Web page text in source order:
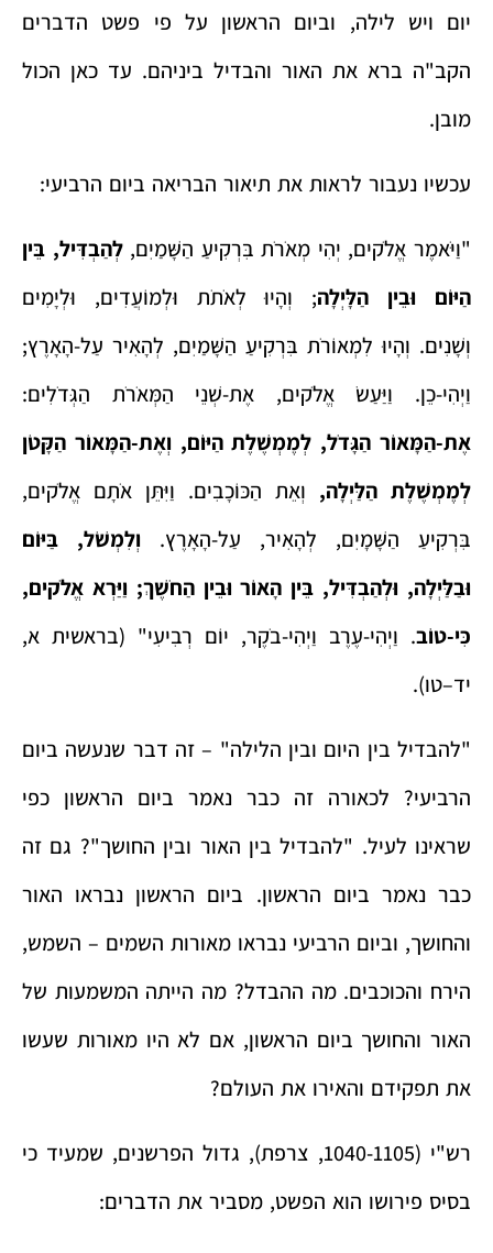
יום ויש לילה, וביום הראשון על פי פשט הדברים
הקב"ה ברא את האור והבדיל ביניהם. עד כאן הכול
מובן.
עכשיו נעבור לראות את תיאור הבריאה ביום הרביעי:
"וַיֹּאמֶר אֱלֹקים, יְהִי מְאֹרֹת בִּרְקִיעַ הַשָּׁמַיִם,לְהַבְדִּיל, בֵּין
הַיּוֹם וּבֵין הַלָּיְלָה; וְהָיוּ לְאֹתֹת וּלְמוֹעֲדִים, וּלְיָמִים
וְשָׁנִים. וְהָיוּ לִמְאוֹרֹת בִּרְקִיעַ הַשָּׁמַיִם, לְהָאִיר עַל-הָאָרֶץ;
וַיְהִי-כֵן. וַיַּעַשׂ אֱלֹקים, אֶת-שְׁנֵי הַמְּאֹרֹת הַגְּדֹלִים:
אֶת-הַמָּאוֹר הַגָּדֹל, לְמֶמְשֶׁלֶת הַיּוֹם, וְאֶת-הַמָּאוֹר הַקָּטֹן
לְמֶמְשֶׁלֶת הַלַּיְלָה, וְאֵת הַכּוֹכָבִים. וַיִּתֵּן אֹתָם אֱלֹקים,
בִּרְקִיעַ הַשָּׁמָיִם, לְהָאִיר, עַל-הָאָרֶץ. וְלִמְשֹׁל, בַּיּוֹם
וּבַלַּיְלָה, וּלְהַבְדִּיל, בֵּין הָאוֹר וּבֵין הַחֹשֶׁךְ; וַיַּרְא אֱלֹקים,
כִּי-טוֹב. וַיְהִי-עֶרֶב וַיְהִי-בֹקֶר, יוֹם רְבִיעִי" (בראשית א,
יד–טו).
"להבדיל בין היום ובין הלילה" – זה דבר שנעשה ביום
הרביעי? לכאורה זה כבר נאמר ביום הראשון כפי
שראינו לעיל. "להבדיל בין האור ובין החושך"? גם זה
כבר נאמר ביום הראשון. ביום הראשון נבראו האור
והחושך, וביום הרביעי נבראו מאורות השמים – השמש,
הירח והכוכבים. מה ההבדל? מה הייתה המשמעות של
האור והחושך ביום הראשון, אם לא היו מאורות שעשו
את תפקידם והאירו את העולם?
רש"י (1040-1105, צרפת), גדול הפרשנים, שמעיד כי
בסיס פירושו הוא הפשט, מסביר את הדברים: